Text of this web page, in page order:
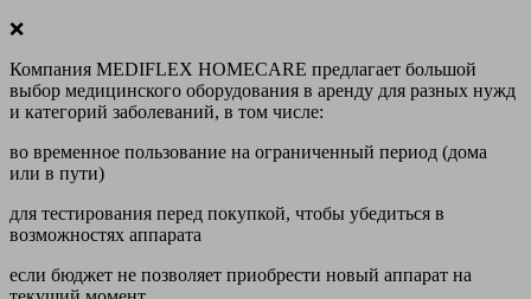
❌
Компания MEDIFLEX HOMECARE предлагает большой
выбор медицинского оборудования в аренду для разных нужд
и категорий заболеваний, в том числе:
во временное пользование на ограниченный период (дома
или в пути)
для тестирования перед покупкой, чтобы убедиться в
возможностях аппарата
если бюджет не позволяет приобрести новый аппарат на